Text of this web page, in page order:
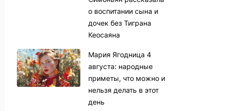
о воспитании сына и
дочек без Тиграна
Кеосаяна
Мария Ягодница 4
августа: народные
приметы, что можно и
нельзя делать в этот
день